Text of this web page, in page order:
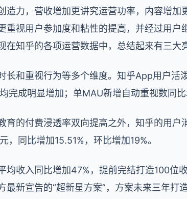
力，营收增加更讲究运营功率，内容增加
视用户参加度和粘性的提高，并经过用户
知乎的各项运营数据中，总结起来有三大
和重视行为等多个维度。知乎App用户活
成明显增加；单MAU新增自动重视数同比
的付费浸透率双向提高之外，知乎的用户
同比增加15.51%，环比增加19%。
收入同比增加47%，提前完结打造100位
新宣告的“超新星方案”，方案未来三年打